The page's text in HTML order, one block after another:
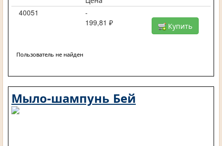
40051
-
199,81 ₽
Купить
Пользователь не найден
Мыло-шампунь Бей